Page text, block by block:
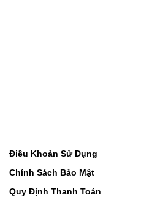
Điều Khoản Sử Dụng
Chính Sách Bảo Mật
Quy Định Thanh Toán